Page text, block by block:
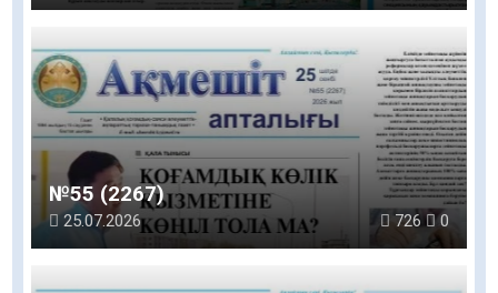
№55 (2267)
25.07.2026 726 0